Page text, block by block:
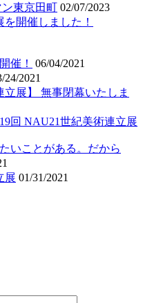
ン東京田町 02/07/2023
開催しました！
催！
06/04/2021
24/2021
立展】 無事閉幕いたしま
回 NAU21世紀美術連立展
いことがある。だから
展 01/31/2021